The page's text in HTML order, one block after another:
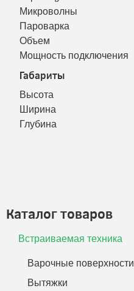
Микроволны
Пароварка
Объем
Мощность подключения
Габариты
Высота
Ширина
Глубина
Каталог товаров
Встраиваемая техника
Варочные поверхности
Вытяжки